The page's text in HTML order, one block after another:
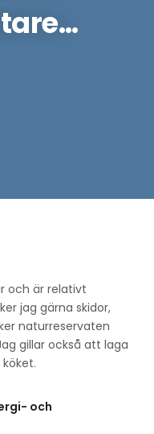
och är relativt
jag gärna skidor,
naturreservaten
gillar också att laga
och